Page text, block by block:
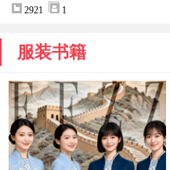
2921 1
服装书籍